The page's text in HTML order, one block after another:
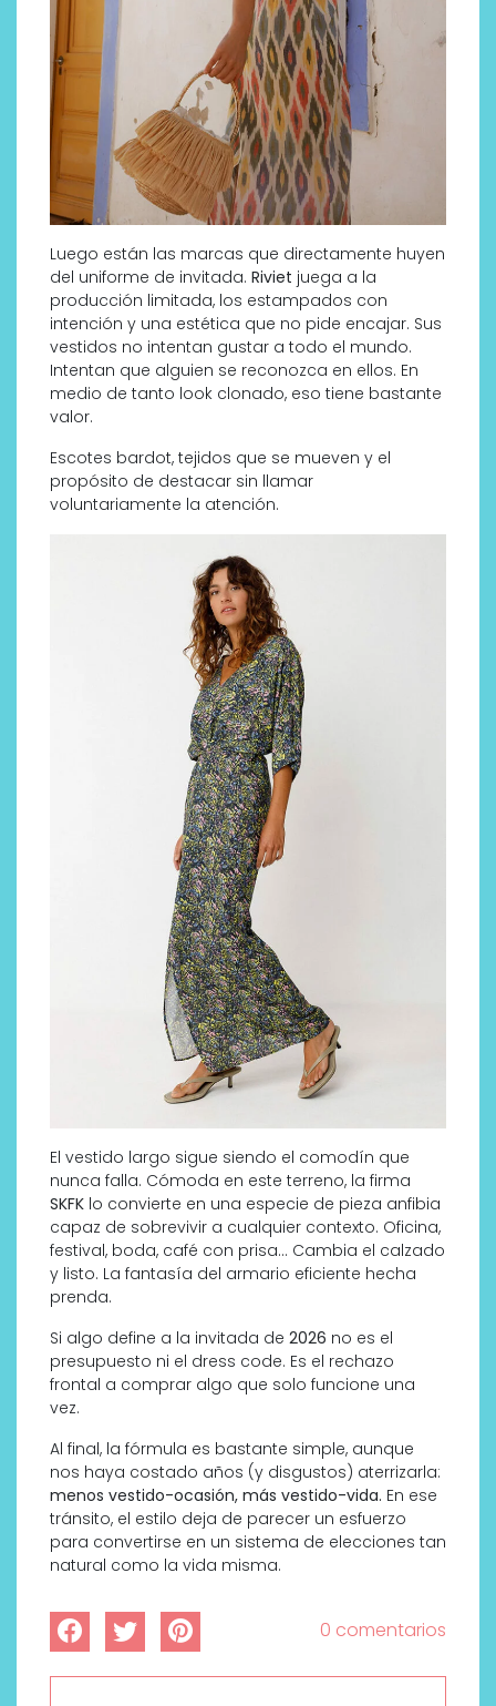
Luego están las marcas que directamente huyen
del uniforme de invitada. Riviet juega a la
producción limitada, los estampados con
intención y una estética que no pide encajar. Sus
vestidos no intentan gustar a todo el mundo.
Intentan que alguien se reconozca en ellos. En
medio de tanto look clonado, eso tiene bastante
valor.
Escotes bardot, tejidos que se mueven y el
propósito de destacar sin llamar
voluntariamente la atención.
El vestido largo sigue siendo el comodín que
nunca falla. Cómoda en este terreno, la firma
SKFK lo convierte en una especie de pieza anfibia
capaz de sobrevivir a cualquier contexto. Oficina,
festival, boda, café con prisa… Cambia el calzado
y listo. La fantasía del armario eficiente hecha
prenda.
Si algo define a la invitada de 2026 no es el
presupuesto ni el dress code. Es el rechazo
frontal a comprar algo que solo funcione una
vez.
Al final, la fórmula es bastante simple, aunque
nos haya costado años (y disgustos) aterrizarla:
menos vestido-ocasión, más vestido-vida. En ese
tránsito, el estilo deja de parecer un esfuerzo
para convertirse en un sistema de elecciones tan
natural como la vida misma.
0 comentarios